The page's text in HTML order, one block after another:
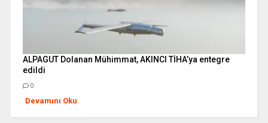
ALPAGUT Dolanan Mühimmat, AKINCI TİHA’ya entegre
edildi
0
Devamını Oku